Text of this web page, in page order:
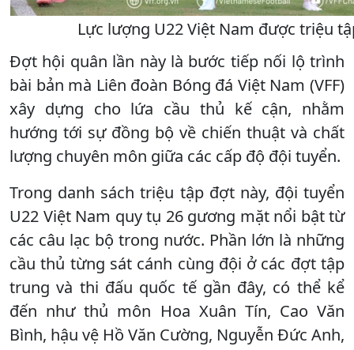
Lực lượng U22 Việt Nam được triệu
Đợt hội quân lần này là bước tiếp nối lộ trình
bài bản mà Liên đoàn Bóng đá Việt Nam (VFF)
xây dựng cho lứa cầu thủ kế cận, nhằm
hướng tới sự đồng bộ về chiến thuật và chất
lượng chuyên môn giữa các cấp độ đội tuyển.
Trong danh sách triệu tập đợt này, đội tuyển
U22 Việt Nam quy tụ 26 gương mặt nổi bật từ
các câu lạc bộ trong nước. Phần lớn là những
cầu thủ từng sát cánh cùng đội ở các đợt tập
trung và thi đấu quốc tế gần đây, có thể kể
đến như thủ môn Hoa Xuân Tín, Cao Văn
Bình, hậu vệ Hồ Văn Cường, Nguyễn Đức Anh,